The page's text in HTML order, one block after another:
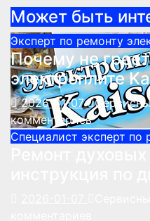
Может быть
Эксперт по ремонту
Почему не
электроплите
2026-01-07
комментариев
Специалист эксперт